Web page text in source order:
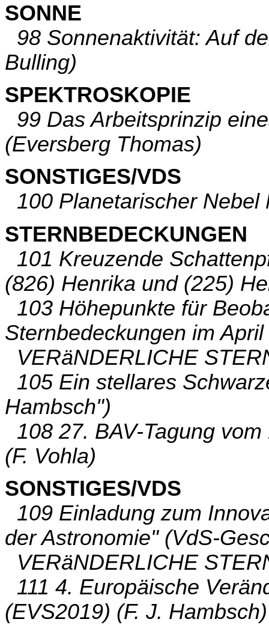
SONNE
98 Sonnenaktivität: Auf
Bulling)
SPEKTROSKOPIE
99 Das Arbeitsprinzip
(Eversberg Thomas)
SONSTIGES/VDS
100 Planetarischer
STERNBEDECKUNGEN
101 Kreuzende
(826) Henrika und (225)
103 Höhepunkte für
Sternbedeckungen im
VERäNDERLICHE
105 Ein stellares
Hambsch")
108 27. BAV-Tagung
(F. Vohla)
SONSTIGES/VDS
109 Einladung zum
der Astronomie" (VdS-
VERäNDERLICHE
111 4. Europäische
(EVS2019) (F. J. Hambsch)